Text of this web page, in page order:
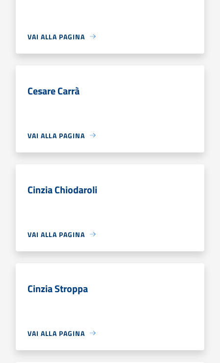
VAI ALLA PAGINA
Cesare Carrà
VAI ALLA PAGINA
Cinzia Chiodaroli
VAI ALLA PAGINA
Cinzia Stroppa
VAI ALLA PAGINA